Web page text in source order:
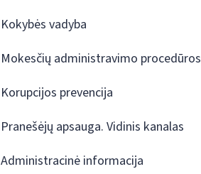
Kokybės vadyba
Mokesčių administravimo procedūros
Korupcijos prevencija
Pranešėjų apsauga. Vidinis kanalas
Administracinė informacija